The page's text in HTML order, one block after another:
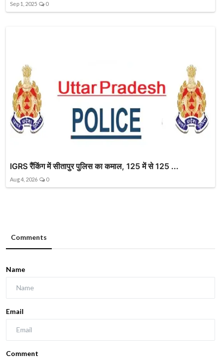
Sep 1, 2025 0
IGRS रैंकिंग में सीतापुर पुलिस का कमाल, 125 में से 125 ...
Aug 4, 2026 0
Comments
Name
Email
Comment